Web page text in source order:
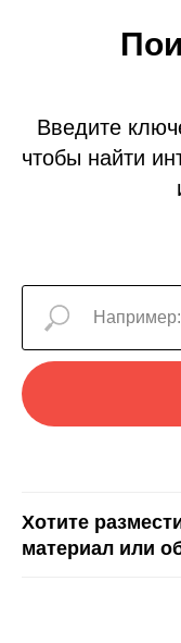
Введите
чтобы найти
Хотите
материал или